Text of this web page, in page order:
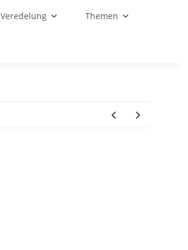
Veredelung Themen